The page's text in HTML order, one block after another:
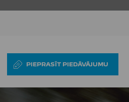
PIEPRASĪT PIEDĀVĀJUMU